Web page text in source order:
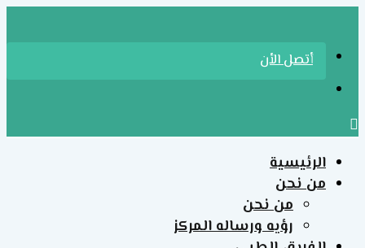
الرئيسية
من نحن
من نحن
رؤيه ورساله المركز